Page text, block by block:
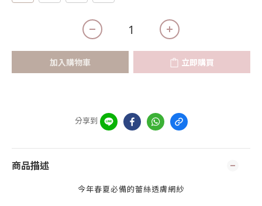
加入購物車 立即購買
分享到
商品描述
今年春夏必備的蕾絲透膚網紗